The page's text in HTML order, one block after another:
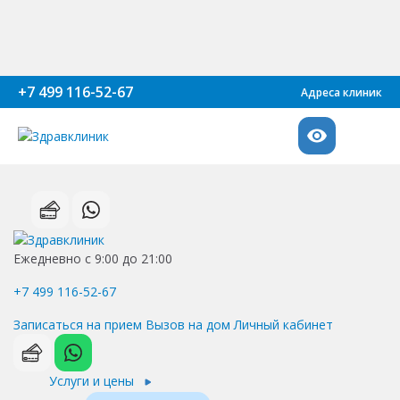
+7 499 116-52-67 Адреса клиник
Ежедневно с 9:00 до 21:00
+7 499 116-52-67
Записаться на прием Вызов на дом Личный кабинет
Услуги и цены